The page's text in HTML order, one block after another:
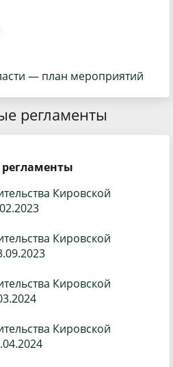
— план мероприятий
регламенты
Кировской
Кировской
Кировской
Кировской